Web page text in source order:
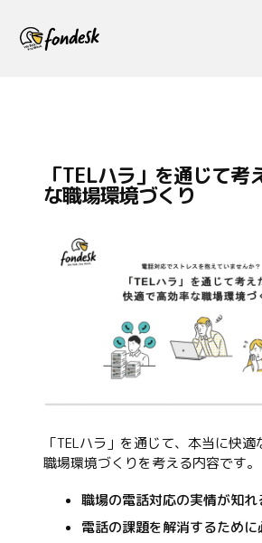
「TELハラ」を通じて考
な職場環境づくり
「TELハラ」を通じて、本当に快適
職場環境づくりを考える内容です。
職場の電話対応の実情が知れ
電話の課題を解消するために